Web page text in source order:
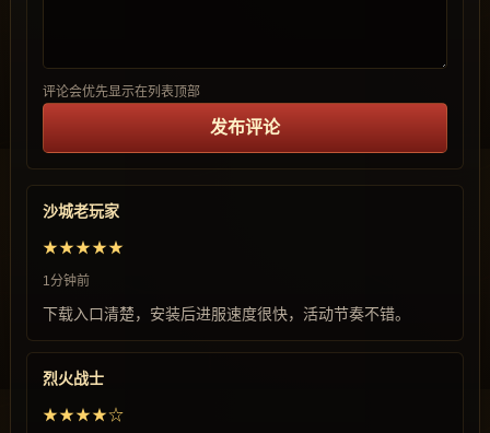
评论会优先显示在列表顶部
发布评论
沙城老玩家
★★★★★
1分钟前
下载入口清楚，安装后进服速度很快，活动节奏不错。
烈火战士
★★★★☆